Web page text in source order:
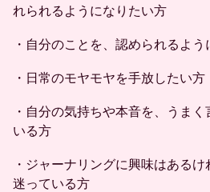
れられるようになりたい方
・自分のことを、認められるよ
・日常のモヤモヤを手放したい方
・自分の気持ちや本音を、うま
いる方
・ジャーナリングに興味はある
迷っている方